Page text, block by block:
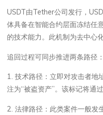
USDT由Tether公司发行，
体具备在智能合约层面冻结任
的技术能力。此机制为去中心
追回过程可同步推进两条路径：
1. 技术路径：立即对攻击者地
注为“被盗资产”。该标记将通
2. 法律路径：此类案件一般发